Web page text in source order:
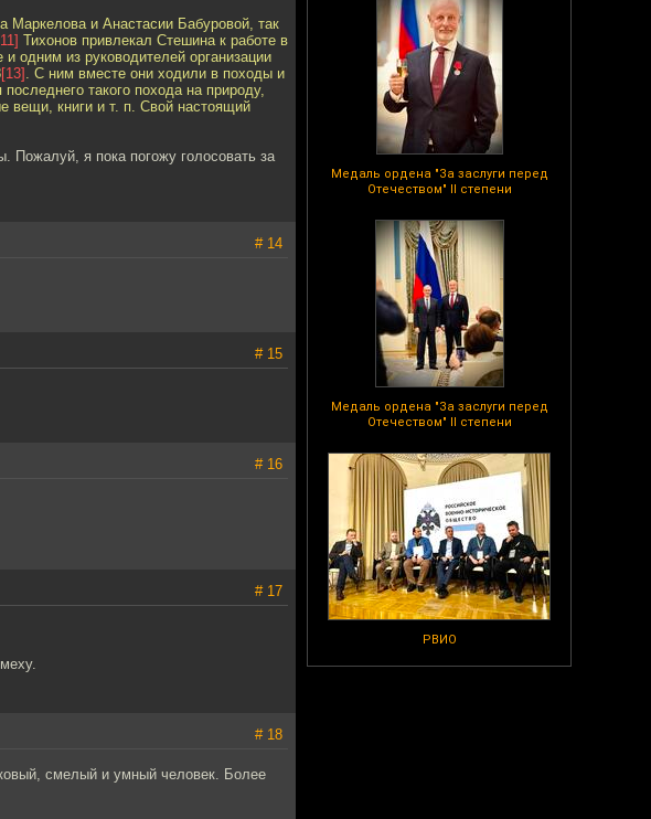
Медаль ордена "За заслуги перед
Отечеством" II степени
Медаль ордена "За заслуги перед
Отечеством" II степени
РВИО
Маркелова и Анастасии Бабуровой, так
Тихонов привлекал Стешина к работе в
одним из руководителей организации
[13] . С ним вместе они ходили в походы и
такого похода на природу,
вещи, книги и т. п. Свой настоящий
Пожалуй, я пока погожу голосовать за
# 14
# 15
# 16
# 17
# 18
смелый и умный человек. Более